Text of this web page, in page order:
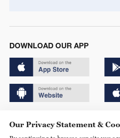
DOWNLOAD OUR APP
京ICP备20000184号
Our Privacy Statement &